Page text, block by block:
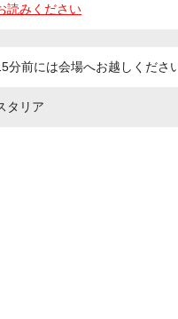
読みください
分前には会場へお越しくださ
タリア